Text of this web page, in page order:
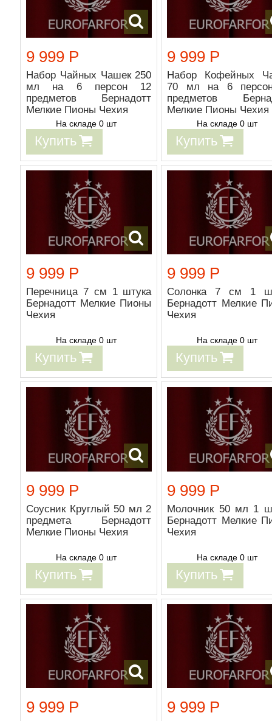
9 999 Р
Набор Чайных Чашек 250
мл на 6 персон 12
предметов Бернадотт
Мелкие Пионы Чехия
На складе 0 шт
Купить
9 999 Р
Набор Кофейных
70 мл на 6
предметов
Мелкие Пионы Чехия
На складе 0 шт
Купить
9 999 Р
Перечница 7 см 1 штука
Бернадотт Мелкие Пионы
Чехия
На складе 0 шт
Купить
9 999 Р
Солонка 7 см 1
Бернадотт Мелкие
Чехия
На складе 0 шт
Купить
9 999 Р
Соусник Круглый 50 мл 2
предмета Бернадотт
Мелкие Пионы Чехия
На складе 0 шт
Купить
9 999 Р
Молочник 50 мл 1
Бернадотт Мелкие
Чехия
На складе 0 шт
Купить
9 999 Р 9 999 Р